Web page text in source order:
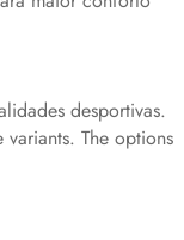
desportivas.
The options